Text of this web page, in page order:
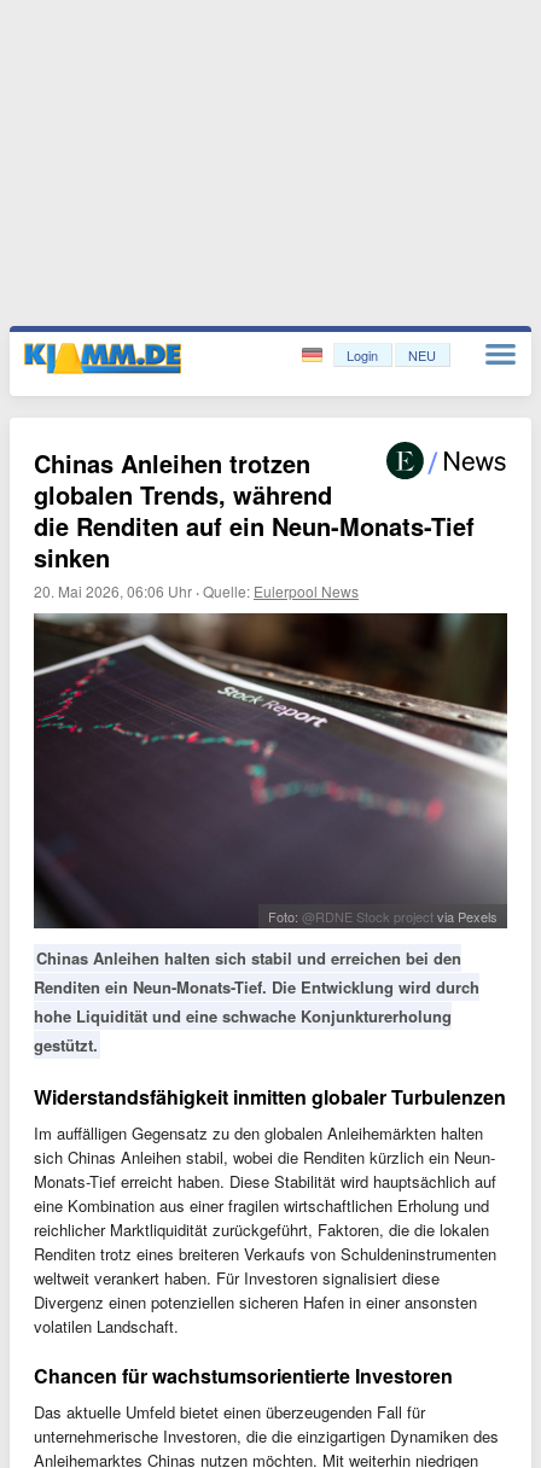
Login NEU
Chinas Anleihen trotzen
globalen Trends, während
die Renditen auf ein Neun-Monats-Tief
sinken
20. Mai 2026, 06:06 Uhr ·Quelle: Eulerpool News
Foto: @RDNE Stock projectvia Pexels
Chinas Anleihen halten sich stabil und erreichen bei den
Renditen ein Neun-Monats-Tief. Die Entwicklung wird durch
hohe Liquidität und eine schwache Konjunkturerholung
gestützt.
Widerstandsfähigkeit inmitten globaler Turbulenzen
Im auffälligen Gegensatz zu den globalen Anleihemärkten halten
sich Chinas Anleihen stabil, wobei die Renditen kürzlich ein Neun-
Monats-Tief erreicht haben. Diese Stabilität wird hauptsächlich auf
eine Kombination aus einer fragilen wirtschaftlichen Erholung und
reichlicher Marktliquidität zurückgeführt, Faktoren, die die lokalen
Renditen trotz eines breiteren Verkaufs von Schuldeninstrumenten
weltweit verankert haben. Für Investoren signalisiert diese
Divergenz einen potenziellen sicheren Hafen in einer ansonsten
volatilen Landschaft.
Chancen für wachstumsorientierte Investoren
Das aktuelle Umfeld bietet einen überzeugenden Fall für
unternehmerische Investoren, die die einzigartigen Dynamiken des
Anleihemarktes Chinas nutzen möchten. Mit weiterhin niedrigen